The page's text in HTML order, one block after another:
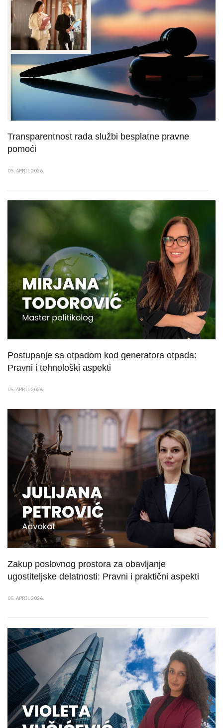
Transparentnost rada službi besplatne pravne
pomoći
05. APRIL 2026.
Postupanje sa otpadom kod generatora otpada:
Pravni i tehnološki aspekti
05. APRIL 2026.
Zakup poslovnog prostora za obavljanje
ugostiteljske delatnosti: Pravni i praktični aspekti
05. APRIL 2026.